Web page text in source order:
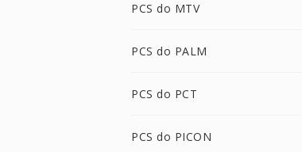
PCS do MTV
PCS do PALM
PCS do PCT
PCS do PICON